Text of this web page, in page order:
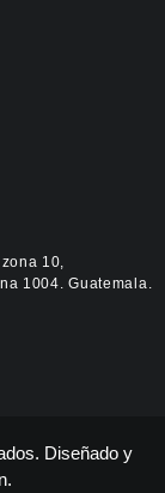
10,
1004. Guatemala.
Diseñado y
.